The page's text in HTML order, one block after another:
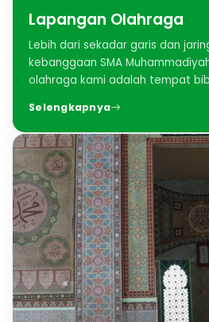
Lapangan Olahraga
Lebih dari sekadar garis dan
kebanggaan SMA
olahraga kami adalah tempat
Selengkapnya